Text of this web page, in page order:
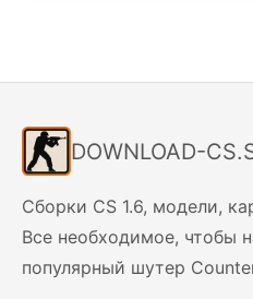
DOWNLOAD-
Сборки CS 1.6, модели,
Все необходимое, чтобы
популярный шутер